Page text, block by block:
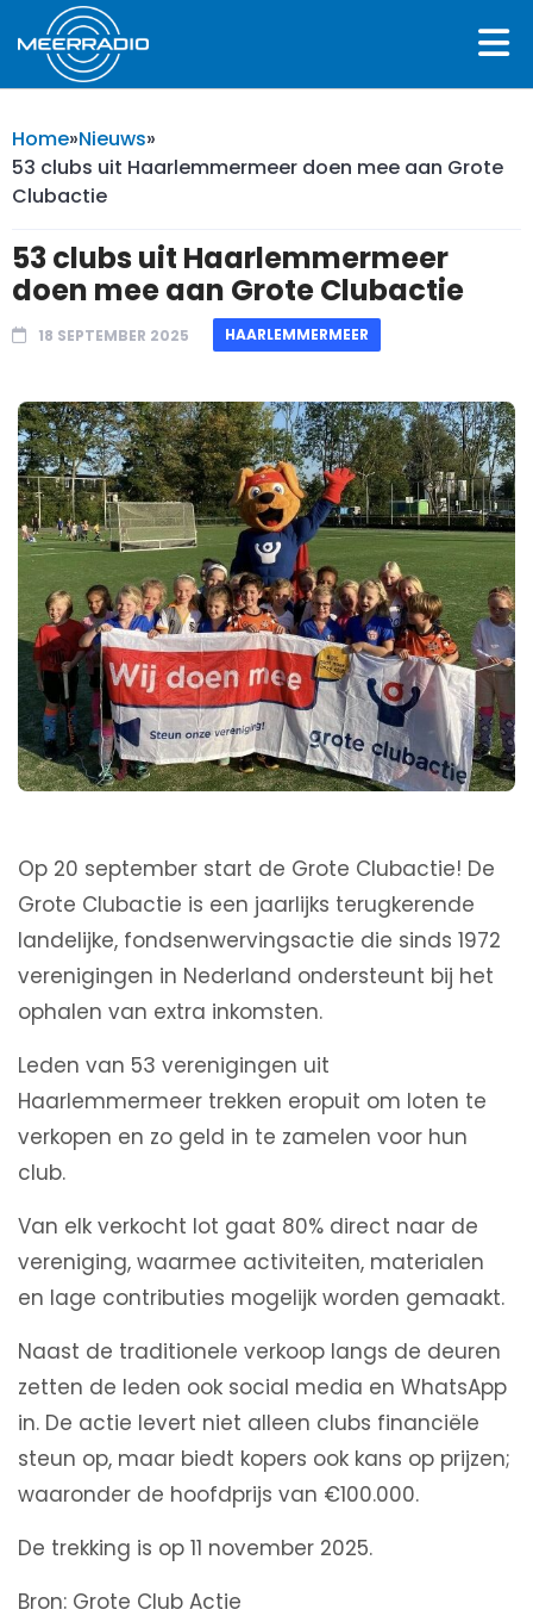
Home»Nieuws»
53 clubs uit Haarlemmermeer doen mee aan Grote
Clubactie
53 clubs uit Haarlemmermeer
doen mee aan Grote Clubactie
18 SEPTEMBER 2025 HAARLEMMERMEER
Op 20 september start de Grote Clubactie! De
Grote Clubactie is een jaarlijks terugkerende
landelijke, fondsenwervingsactie die sinds 1972
verenigingen in Nederland ondersteunt bij het
ophalen van extra inkomsten.
Leden van 53 verenigingen uit
Haarlemmermeer trekken eropuit om loten te
verkopen en zo geld in te zamelen voor hun
club.
Van elk verkocht lot gaat 80% direct naar de
vereniging, waarmee activiteiten, materialen
en lage contributies mogelijk worden gemaakt.
Naast de traditionele verkoop langs de deuren
zetten de leden ook social media en WhatsApp
in. De actie levert niet alleen clubs financiële
steun op, maar biedt kopers ook kans op prijzen;
waaronder de hoofdprijs van €100.000.
De trekking is op 11 november 2025.
Bron: Grote Club Actie